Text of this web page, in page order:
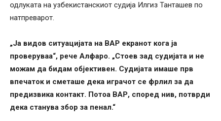
одлуката на узбекистанскиот судија Илгиз Танташев по
натпреварот.
„Ја видов ситуацијата на ВАР екранот кога ја
проверуваа“, рече Алфаро. „Стоев зад судијата и не
можам да бидам објективен. Судијата имаше прв
впечаток и сметаше дека играчот се фрлил за да
предизвика контакт. Потоа ВАР, според нив, потврди
дека станува збор за пенал.“